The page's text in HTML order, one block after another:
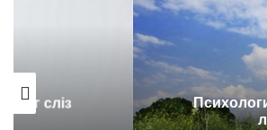
Людина
Психологи розповіли
людського щастя